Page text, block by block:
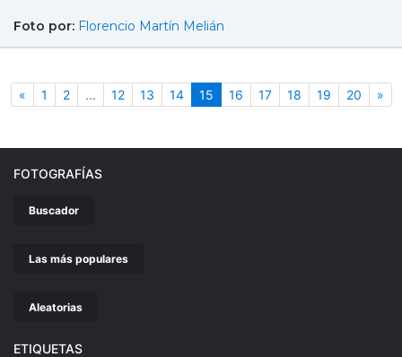
Foto por: Florencio Martín Melián
«Anterior
1 2 ... 12 13 14 15(actual)
16 17 18 19 20 »
FOTOGRAFÍAS
Buscador
Las más populares
Aleatorias
ETIQUETAS